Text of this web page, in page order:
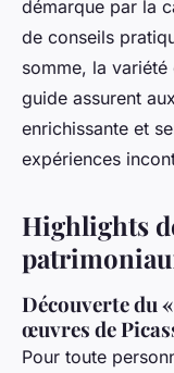
démarque par la
de conseils
somme, la variété
guide assurent
enrichissante et
expériences
Highlights
Découverte du
œuvres de
Pour toute